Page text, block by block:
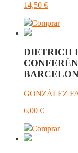
14,50 €
Comprar
DIETRICH
GONZÁLEZ
6,00 €
Comprar